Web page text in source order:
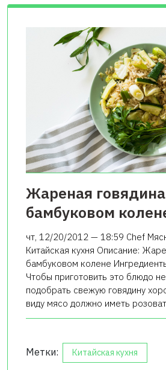
Жареная
бамбуковом
чт, 12/20/2012 — 18:59 Chef
Китайская кухня Описание:
бамбуковом колене
Чтобы приготовить это блюдо
подобрать свежую говядину
виду мясо должно иметь
Метки: Китайская кухня